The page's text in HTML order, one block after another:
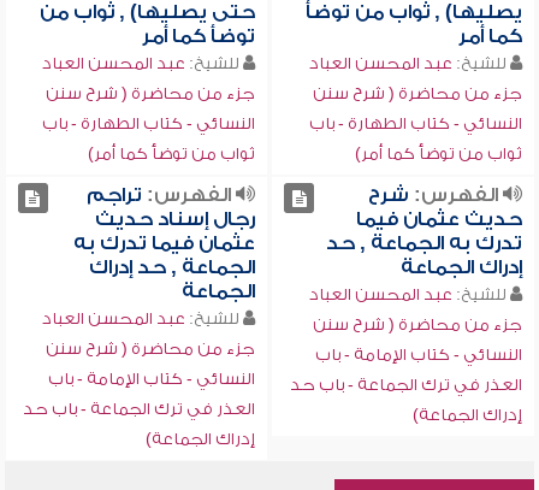
يصليها) , ثواب من توضأ
كما أمر
للشيخ: عبد المحسن العباد
جزء من محاضرة ( شرح سنن
النسائي - كتاب الطهارة - باب
ثواب من توضأ كما أمر)
حتى يصليها) , ثواب من
توضأ كما أمر
للشيخ: عبد المحسن العباد
جزء من محاضرة ( شرح سنن
النسائي - كتاب الطهارة - باب
ثواب من توضأ كما أمر)
الفهرس: شرح
حديث عثمان فيما
تدرك به الجماعة , حد
إدراك الجماعة
للشيخ: عبد المحسن العباد
جزء من محاضرة ( شرح سنن
النسائي - كتاب الإمامة - باب
العذر في ترك الجماعة - باب حد
إدراك الجماعة)
الفهرس: تراجم
رجال إسناد حديث
عثمان فيما تدرك به
الجماعة , حد إدراك
الجماعة
للشيخ: عبد المحسن العباد
جزء من محاضرة ( شرح سنن
النسائي - كتاب الإمامة - باب
العذر في ترك الجماعة - باب حد
إدراك الجماعة)